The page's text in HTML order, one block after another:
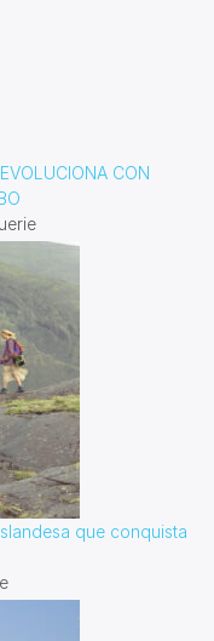
CON
que conquista